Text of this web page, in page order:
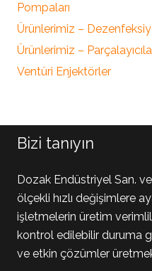
Pompaları
Ürünlerimiz –
Ürünlerimiz –
Ventüri Enjektörler
Bizi tanıyın
Dozak Endüstriyel San.
ölçekli hızlı değişimlere
işletmelerin üretim
kontrol edilebilir duruma
ve etkin çözümler